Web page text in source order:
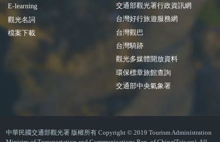
E-learning
觀光名詞
檔案下載
交通部觀光署行政資訊網
台灣好行旅遊服務網
台灣觀巴
台灣騎跡
觀光多媒體開放資料
環保標章旅館查詢
交通部中央氣象署
中華民國交通部觀光署 版權所有 Copyright © 2019 Tourism Administration